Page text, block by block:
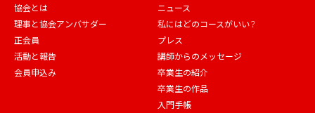
協会とは
理事と協会アンバサダー
正会員
活動と報告
会員申込み
ニュース
私にはどのコースがいい？
プレス
講師からのメッセージ
卒業生の紹介
卒業生の作品
入門手帳